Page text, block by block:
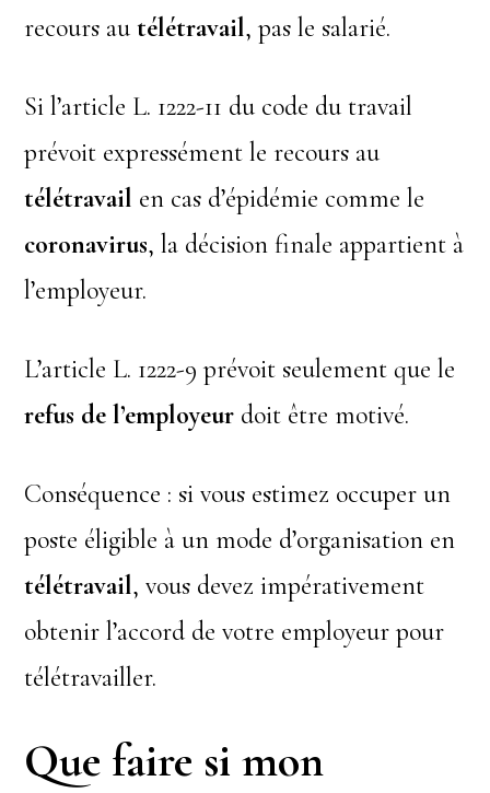
recours autélétravail, pas le salarié.
Si l’article L. 1222-11 du code du travail
prévoit expressément le recours au
télétravail en cas d’épidémie comme le
coronavirus, la décision finale appartient à
l’employeur.
L’article L. 1222-9 prévoit seulement que le
refus de l’employeur doit être motivé.
Conséquence : si vous estimez occuper un
poste éligible à un mode d’organisation en
télétravail, vous devez impérativement
obtenir l’accord de votre employeur pour
télétravailler.
Que faire si mon